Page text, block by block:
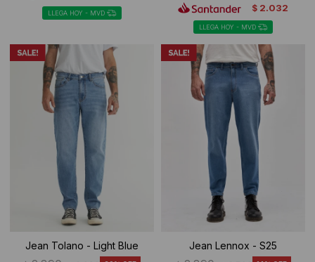
LLEGA HOY - MVD $ 2.032
LLEGA HOY - MVD
Jean Tolano - Light Blue Jean Lennox - S25